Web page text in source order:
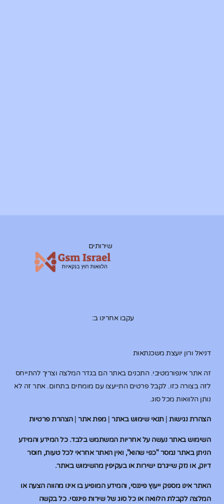
דניאל ורון יועצת משכנתאות
זה אתר אינפורמטיבי. התכנים באתר הם בגדר המלצה וצריך להתייחס
לזה בצורה כזו. לקבל פרטים התייעצו עם מומחים בתחום. אתר זה לא
נותן הלוואות מכל סוג.
הצהרת נגישות|תנאי שימוש באתר|מפת אתר|הצהרת פרטיות
השימוש באתר נעשה על אחריות המשתמש בלבד. כל המידע והמידע
הניתן באתר נמסר "כפי שהוא", ואין האתר אחראי לכל טעות, חוסר
דיוק, או נזק שייגרם ישירות או בעקיפין מהשימוש באתר.
האתר אינו מספק ייעוץ פיננסי, והמידע המופיע בו אינו מהווה הצעה או
המלצה לקבלת הלוואה או כל סוג של שירות פיננסי. כל בקשה
שירותים
עקבו אחרינו ב: